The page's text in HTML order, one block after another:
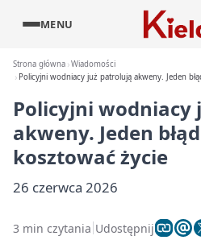
MENU
Strona główna Wiadomości
Policyjni wodniacy już patrolują akweny. Jeden
Policyjni wodniacy
akweny. Jeden
kosztować życie
26 czerwca 2026
3 min czytania Udostępnij